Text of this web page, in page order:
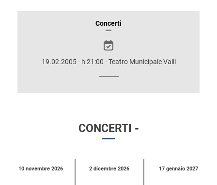
INFORMAZIONIConcerti
19.02.2005 - h 21:00 - Teatro Municipale Valli
CONCERTI -
10 novembre 2026 2 dicembre 2026 17 gennaio 2027